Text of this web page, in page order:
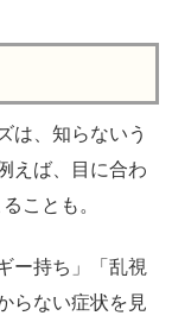
は、知らないう
えば、目に合わ
ことも。
ー持ち」「乱視
らない症状を見